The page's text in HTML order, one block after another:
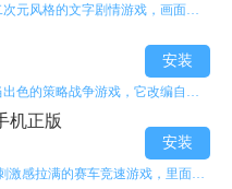
莫比乌斯之环是一款极具二次元风格的文字剧情游戏，画面达到动画级别的视觉效果，玩家将帮助游戏中的二次元少女达成心愿，感兴趣的玩家不妨来体验一下这款游戏！
异形病栋冷狐版是一款相当出色的策略战争游戏，它改编自同名电影。玩家会进入一座遍布未知与恐惧的废弃病楼，探寻里面的秘密，揭开潜藏在黑暗里的真相。在游戏过程中，玩家要收集线索和道具，破解各种谜团，还要躲避或者对抗怪物。这款游戏支持中文字幕，能带来沉浸式的恐怖体验，很适合喜爱恐怖解谜的玩家。
安装
机正版
暴力飞车MOD菜单是一款刺激感拉满的赛车竞速游戏，里面有海量顶级超跑等着玩家去解锁和驾驶。游戏还加入了充满悬念的隐藏宝箱系统，打开宝箱能获得稀有道具、性能强化组件和特殊奖励，这些都能大大提高通关效率和竞技优势，玩起来紧张又爽快，沉浸感特别强。
安装